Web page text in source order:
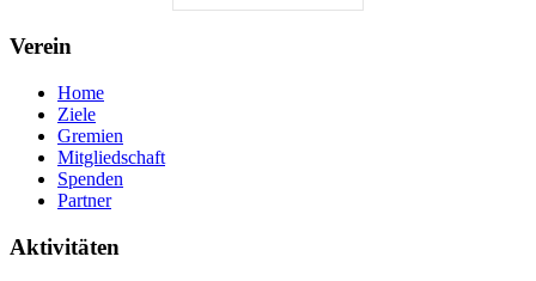
Verein
Home
Ziele
Gremien
Mitgliedschaft
Spenden
Partner
Aktivitäten